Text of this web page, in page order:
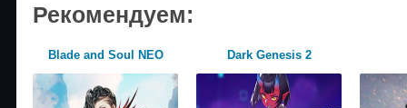
Рекомендуем:
Blade and Soul NEO Dark Genesis 2